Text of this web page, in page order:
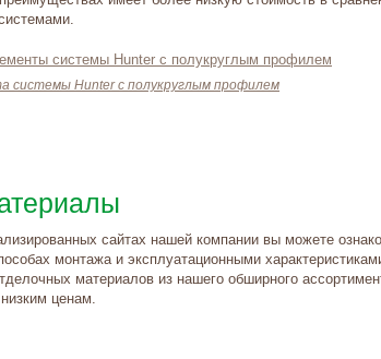
системы Hunter с полукруглым профилем
сайтах нашей компании вы можете
монтажа и эксплуатационными
материалов из нашего обширного
ценам.